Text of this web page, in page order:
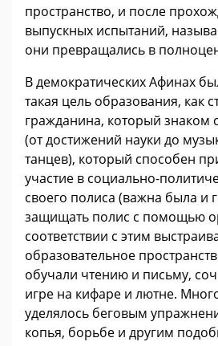
пространство, и после
выпускных испытаний,
они превращались в
В демократических Афинах
такая цель образования, как
гражданина, который знаком
(от достижений науки до
танцев), который способен
участие в социально-
своего полиса (важна была и
защищать полис с помощью
соответствии с этим
образовательное
обучали чтению и письму,
игре на кифаре и лютне.
уделялось беговым
копья, борьбе и другим